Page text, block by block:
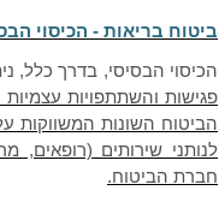
ביטוח בריאות - הכיסוי
הכיסוי הבסיסי, בדרך כלל,
פגישות והשתתפויות עצמיות
הביטוח השונות המשווקות
לנותני שירותים
חברת הביטוח.